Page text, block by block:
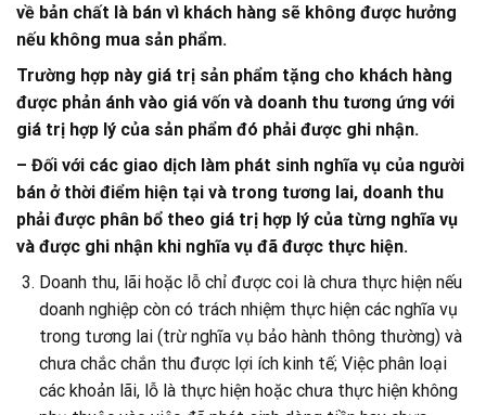
về bản chất là bán vì khách hàng sẽ không được hưởng
nếu không mua sản phẩm.
Trường hợp này giá trị sản phẩm tặng cho khách hàng
được phản ánh vào giá vốn và doanh thu tương ứng với
giá trị hợp lý của sản phẩm đó phải được ghi nhận.
– Đối với các giao dịch làm phát sinh nghĩa vụ của người
bán ở thời điểm hiện tại và trong tương lai, doanh thu
phải được phân bổ theo giá trị hợp lý của từng nghĩa vụ
và được ghi nhận khi nghĩa vụ đã được thực hiện.
Doanh thu, lãi hoặc lỗ chỉ được coi là chưa thực hiện nếu
doanh nghiệp còn có trách nhiệm thực hiện các nghĩa vụ
trong tương lai (trừ nghĩa vụ bảo hành thông thường) và
chưa chắc chắn thu được lợi ích kinh tế; Việc phân loại
các khoản lãi, lỗ là thực hiện hoặc chưa thực hiện không